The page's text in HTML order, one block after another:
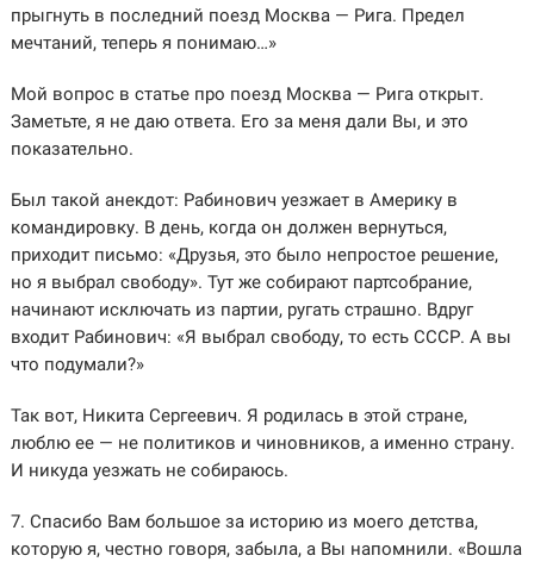
прыгнуть в последний поезд Москва — Рига. Предел
мечтаний, теперь я понимаю…»
Мой вопрос в статье про поезд Москва — Рига открыт.
Заметьте, я не даю ответа. Его за меня дали Вы, и это
показательно.
Был такой анекдот: Рабинович уезжает в Америку в
командировку. В день, когда он должен вернуться,
приходит письмо: «Друзья, это было непростое решение,
но я выбрал свободу». Тут же собирают партсобрание,
начинают исключать из партии, ругать страшно. Вдруг
входит Рабинович: «Я выбрал свободу, то есть СССР. А вы
что подумали?»
Так вот, Никита Сергеевич. Я родилась в этой стране,
люблю ее — не политиков и чиновников, а именно страну.
И никуда уезжать не собираюсь.
7. Спасибо Вам большое за историю из моего детства,
которую я, честно говоря, забыла, а Вы напомнили. «Вошла